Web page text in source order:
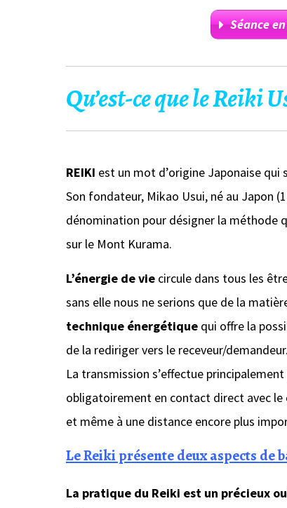
Séance
Qu’est-ce que le Reiki
REIKI est un mot d’origine Japonaise qui
Son fondateur, Mikao Usui, né au Japon
dénomination pour désigner la méthode
sur le Mont Kurama.
L’énergie de viecircule dans tous les
sans elle nous ne serions que de la
technique énergétiquequi offre la
de la rediriger vers le receveur/demandeur.
La transmission s’effectue
obligatoirement en contact direct avec le
et même à une distance encore plus
Le Reiki présente deux aspects de
La pratique du Reiki est un précieux